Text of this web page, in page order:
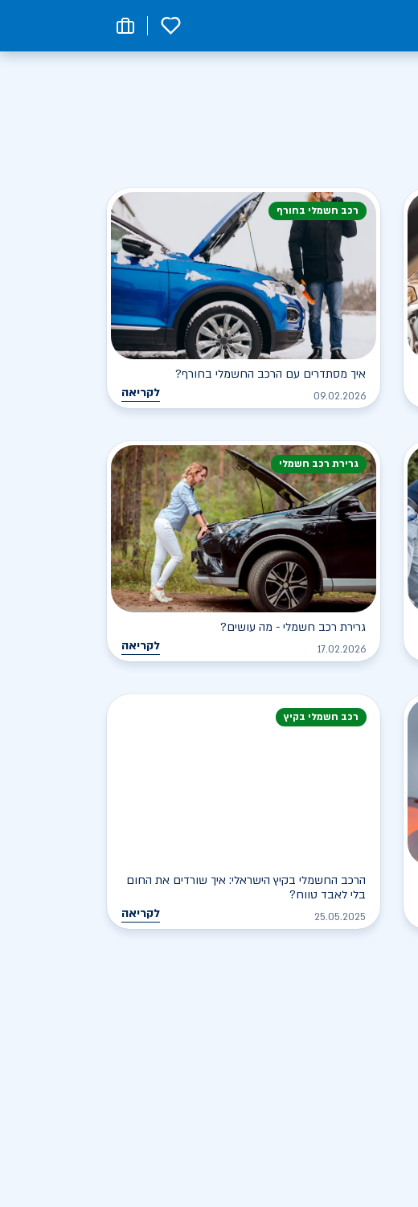
0
רכב חשמלי בחורף
איך מסתדרים עם הרכב החשמלי בחורף?
09.02.2026 לקריאה
גרירת רכב חשמלי
גרירת רכב חשמלי - מה עושים?
17.02.2026 לקריאה
רכב חשמלי בקיץ
הרכב החשמלי בקיץ הישראלי: איך שורדים את החום
בלי לאבד טווח?
25.05.2025 לקריאה